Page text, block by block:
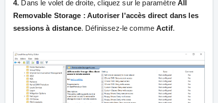
4. Dans le volet de droite, cliquez sur le paramètre All
Removable Storage : Autoriser l'accès direct dans les
sessions à distance. Définissez-le commeActif.